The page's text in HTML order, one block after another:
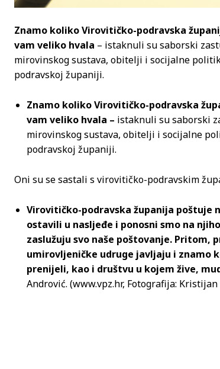
Znamo koliko Virovitičko-podravska
vam veliko hvala – istaknuli su saborski
mirovinskog sustava, obitelji i socijalne
podravskoj županiji.
Znamo koliko Virovitičko-podravska
vam veliko hvala – istaknuli su saborski
mirovinskog sustava, obitelji i socijalne
podravskoj županiji.
Oni su se sastali s virovitičko-podravskim
Virovitičko-podravska županija poštuje
ostavili u nasljeđe i ponosni smo na
zaslužuju svo naše poštovanje. Pritom,
umirovljeničke udruge javljaju i znamo
prenijeli, kao i društvu u kojem žive,
Andrović. (www.vpz.hr, Fotografija: